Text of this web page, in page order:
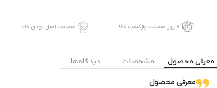
۷ روز ضمانت بازگشت کالا ضمانت اصل بودن کالا
معرفی محصول مشخصات دیدگاه ها
معرفی محصول